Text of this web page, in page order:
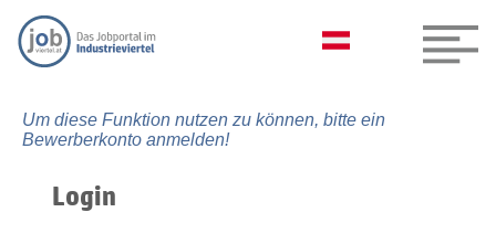
Um diese Funktion nutzen zu können, bitte ein
Bewerberkonto anmelden!
Login